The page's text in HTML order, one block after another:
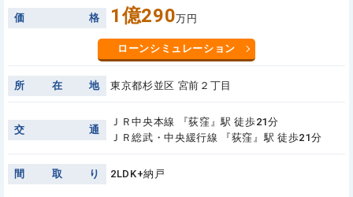
価 格 1億290万円
ローンシミュレーション
所 在 地 東京都杉並区 宮前２丁目
交 通
ＪＲ中央本線 『荻窪』駅 徒歩21分
ＪＲ総武・中央緩行線 『荻窪』駅 徒歩21分
間 取 り 2LDK+納戸